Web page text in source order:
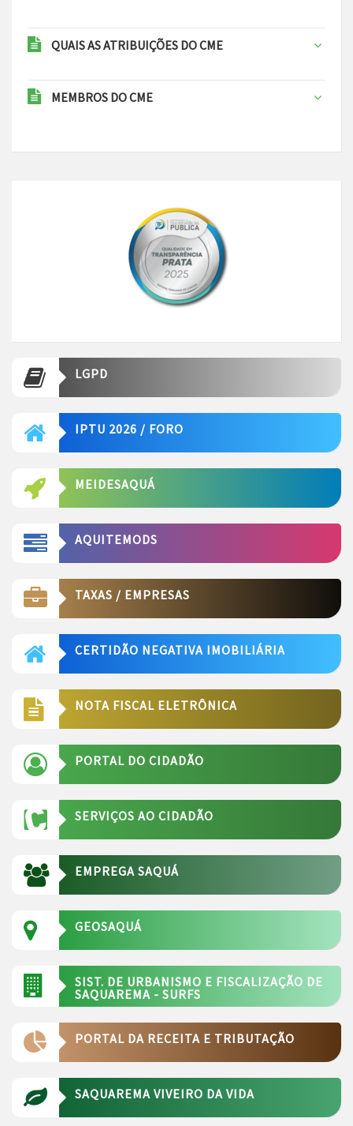
QUAIS AS ATRIBUIÇÕES DO CME
MEMBROS DO CME
LGPD
IPTU 2026 / FORO
MEIDESAQUÁ
AQUITEMODS
TAXAS / EMPRESAS
CERTIDÃO NEGATIVA IMOBILIÁRIA
NOTA FISCAL ELETRÔNICA
PORTAL DO CIDADÃO
SERVIÇOS AO CIDADÃO
EMPREGA SAQUÁ
GEOSAQUÁ
SIST. DE URBANISMO E FISCALIZAÇÃO DE
SAQUAREMA - SURFS
PORTAL DA RECEITA E TRIBUTAÇÃO
SAQUAREMA VIVEIRO DA VIDA